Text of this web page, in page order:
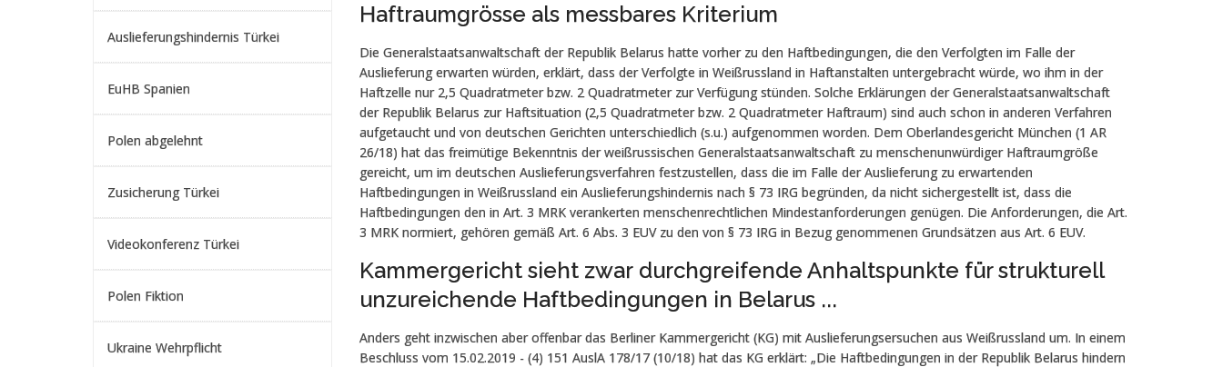
Auslieferungshindernis Türkei
EuHB Spanien
Polen abgelehnt
Zusicherung Türkei
Videokonferenz Türkei
Polen Fiktion
Ukraine Wehrpflicht
Haftraumgrösse als messbares Kriterium
Die Generalstaatsanwaltschaft der Republik Belarus hatte vorher zu den Haftbedingungen, die den Verfolgten im Falle der
Auslieferung erwarten würden, erklärt, dass der Verfolgte in Weißrussland in Haftanstalten untergebracht würde, wo ihm in der
Haftzelle nur 2,5 Quadratmeter bzw. 2 Quadratmeter zur Verfügung stünden. Solche Erklärungen der Generalstaatsanwaltschaft
der Republik Belarus zur Haftsituation (2,5 Quadratmeter bzw. 2 Quadratmeter Haftraum) sind auch schon in anderen Verfahren
aufgetaucht und von deutschen Gerichten unterschiedlich (s.u.) aufgenommen worden. Dem Oberlandesgericht München (1 AR
26/18) hat das freimütige Bekenntnis der weißrussischen Generalstaatsanwaltschaft zu menschenunwürdiger Haftraumgröße
gereicht, um im deutschen Auslieferungsverfahren festzustellen, dass die im Falle der Auslieferung zu erwartenden
Haftbedingungen in Weißrus­sland ein Auslieferungshindernis nach § 73 IRG begründen, da nicht sichergestellt ist, dass die
Haftbedin­gungen den in Art. 3 MRK verankerten menschenrechtlichen Mindestanforderungen genügen. Die Anforderun­gen, die Art.
3 MRK normiert, gehören gemäß Art. 6 Abs. 3 EUV zu den von § 73 IRG in Bezug genommenen Grundsätzen aus Art. 6 EUV.
Kammergericht sieht zwar durchgreifende Anhaltspunkte für strukturell
unzureichende Haftbedingungen in Belarus ...
Anders geht inzwischen aber offenbar das Berliner Kammergericht (KG) mit Auslieferungsersuchen aus Weißrussland um. In einem
Beschluss vom 15.02.2019 - (4) 151 AuslA 178/17 (10/18) hat das KG erklärt: „Die Haftbedingungen in der Republik Belarus hindern